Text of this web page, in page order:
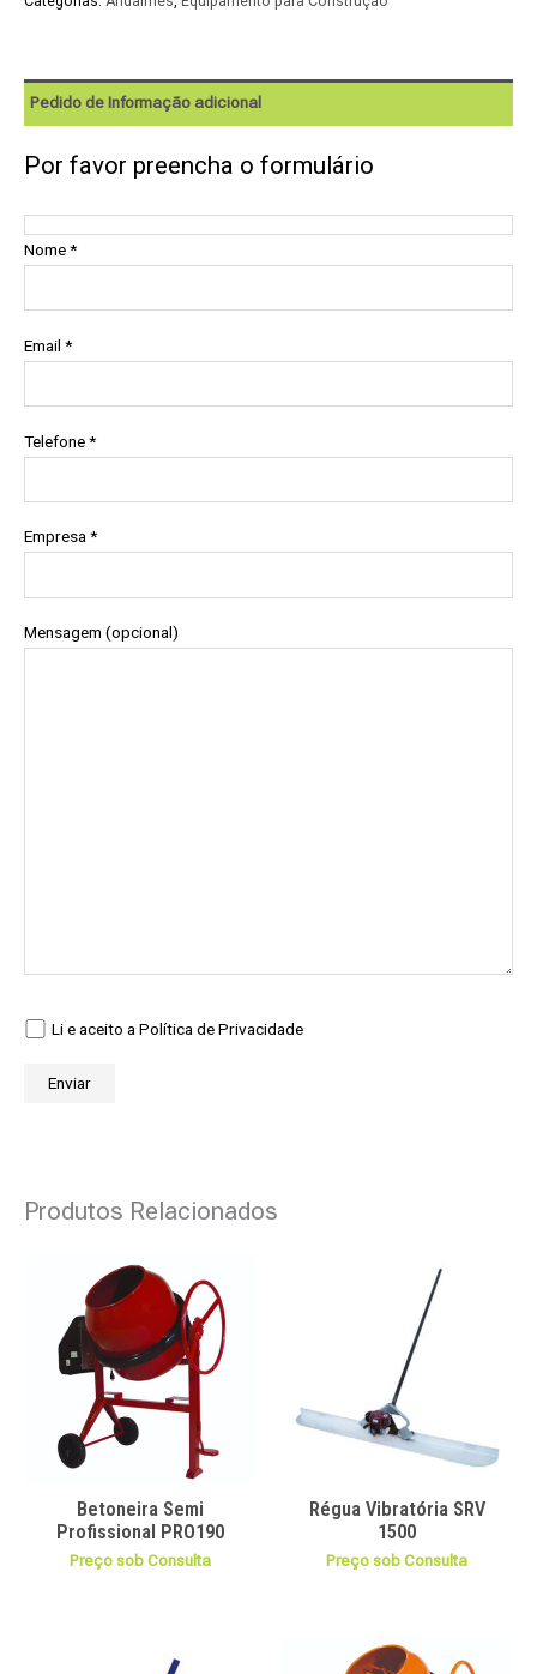
Pedido de Informação adicional
Por favor preencha o formulário
Nome *
Email *
Telefone *
Empresa *
Mensagem (opcional)
Li e aceito a Política de Privacidade
Produtos Relacionados
Betoneira Semi
Profissional PRO190
Preço sob Consulta
Régua Vibratória SRV
1500
Preço sob Consulta